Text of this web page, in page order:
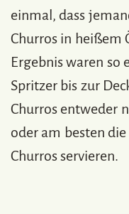
einmal, dass
Churros in heißem
Ergebnis waren so
Spritzer bis zur
Churros entweder
oder am besten
Churros servieren.